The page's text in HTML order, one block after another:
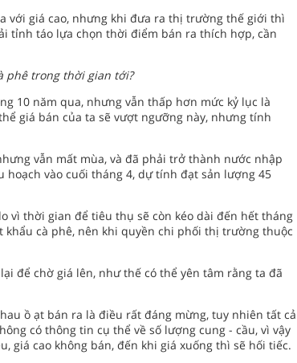
với giá cao, nhưng khi đưa ra thị trường thế giới thì
tỉnh táo lựa chọn thời điểm bán ra thích hợp, cần
phê trong thời gian tới?
10 năm qua, nhưng vẫn thấp hơn mức kỷ lục là
giá bán của ta sẽ vượt ngưỡng này, nhưng tính
vẫn mất mùa, và đã phải trở thành nước nhập
vào cuối tháng 4, dự tính đạt sản lượng 45
vì thời gian để tiêu thụ sẽ còn kéo dài đến hết tháng
cà phê, nên khi quyền chi phối thị trường thuộc
để chờ giá lên, như thế có thể yên tâm rằng ta đã
ồ ạt bán ra là điều rất đáng mừng, tuy nhiên tất cả
có thông tin cụ thể về số lượng cung - cầu, vì vậy
giá cao không bán, đến khi giá xuống thì sẽ hối tiếc.